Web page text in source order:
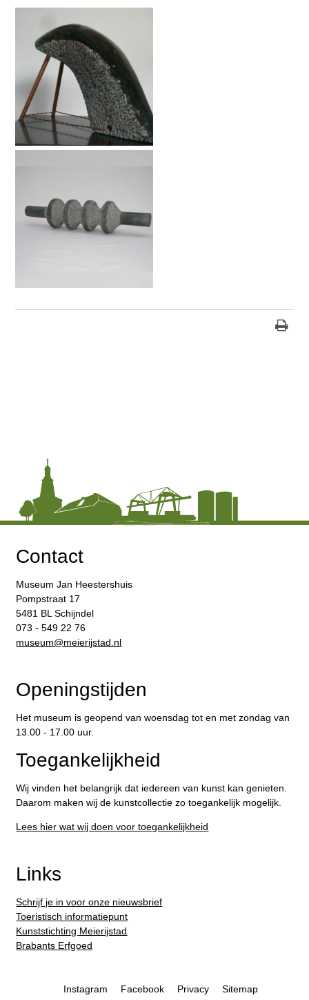
Contact
Museum Jan Heestershuis
Pompstraat 17
5481 BL Schijndel
073 - 549 22 76
​museum@meierijstad.nl
Openingstijden
Het museum is geopend van woensdag tot en met zondag van
13.00 - 17.00 uur.
Toegankelijkheid
Wij vinden het belangrijk dat iedereen van kunst kan genieten.
Daarom maken wij de kunstcollectie zo toegankelijk mogelijk.
Lees hier wat wij doen voor toegankelijkheid
Links
Schrijf je in voor onze nieuwsbrief
Toeristisch informatiepunt
Kunststichting Meierijstad
Brabants Erfgoed
Instagram Facebook Privacy Sitemap